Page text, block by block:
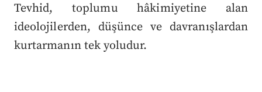
Tevhid, toplumu hâkimiyetine alan
ideolojilerden, düşünce ve davranışlardan
kurtarmanın tek yoludur.